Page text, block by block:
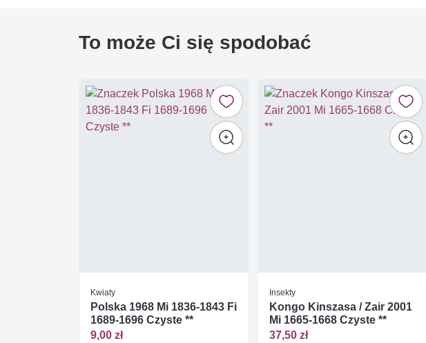
To może Ci się spodobać
Kwiaty
Polska 1968 Mi 1836-1843 Fi
1689-1696 Czyste **
9,00 zł
Insekty
Kongo Kinszasa / Zair 2001
Mi 1665-1668 Czyste **
37,50 zł